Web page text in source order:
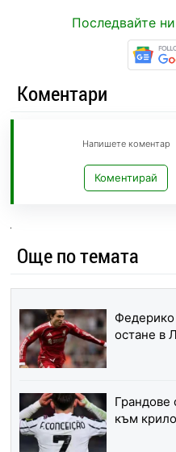
Последвайте
Коментари
Напишете коментар
Коментирай
Още по темата
Федерико
остане в
Грандове
към